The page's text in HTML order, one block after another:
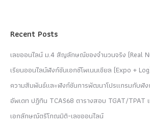
Recent Posts
เลขออนไลน์ ม.4 สัญลักษณ์ของจำนวนจริง (Real
เรียนออนไลน์ฟังก์ชันเอกซ์โพเนนเชียล (Expo +
ความสัมพันธ์และฟังก์ชันการพัฒนาโปรแกรมกับฟัง
อัพเดท ปฏิทิน TCAS68 ตารางสอบ TGAT/TPAT
เอกลักษณ์ตรีโกณมิติ-เลขออนไลน์